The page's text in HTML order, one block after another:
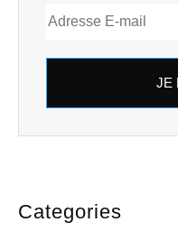
JE
Categories